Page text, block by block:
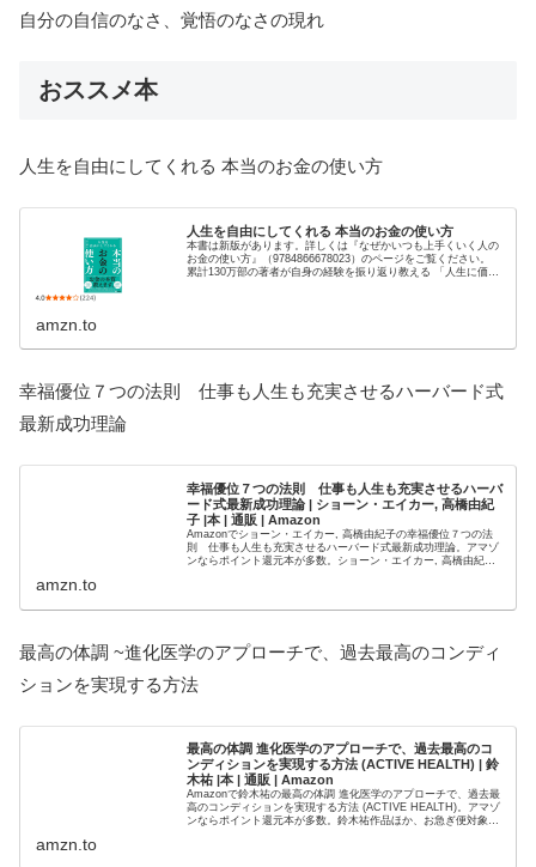
自分の自信のなさ、覚悟のなさの現れ
おススメ本
人生を自由にしてくれる 本当のお金の使い方
人生を自由にしてくれる 本当のお金の使い方
本書は新版があります。詳しくは『なぜかいつも上手くいく人の
お金の使い方』（9784866678023）のページをご覧ください。
累計130万部の著者が自身の経験を振り返り教える 「人生に価値
amzn.to
幸福優位７つの法則 仕事も人生も充実させるハーバード式
最新成功理論
幸福優位７つの法則 仕事も人生も充実させるハーバ
ード式最新成功理論 | ショーン・エイカー, 高橋由紀
子 |本 | 通販 | Amazon
Amazonでショーン・エイカー, 高橋由紀子の幸福優位７つの法
則 仕事も人生も充実させるハーバード式最新成功理論。アマゾ
ンならポイント還元本が多数。ショーン・エイカー, 高橋由紀子
amzn.to
最高の体調 ~進化医学のアプローチで、過去最高のコンディ
ションを実現する方法
最高の体調 進化医学のアプローチで、過去最高のコ
ンディションを実現する方法 (ACTIVE HEALTH) | 鈴
木祐 |本 | 通販 | Amazon
Amazonで鈴木祐の最高の体調 進化医学のアプローチで、過去最
高のコンディションを実現する方法 (ACTIVE HEALTH)。アマゾ
ンならポイント還元本が多数。鈴木祐作品ほか、お急ぎ便対象商
amzn.to